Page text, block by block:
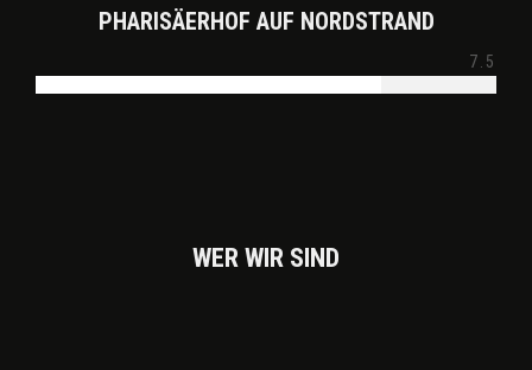
PHARISÄERHOF AUF NORDSTRAND
7.5
WER WIR SIND